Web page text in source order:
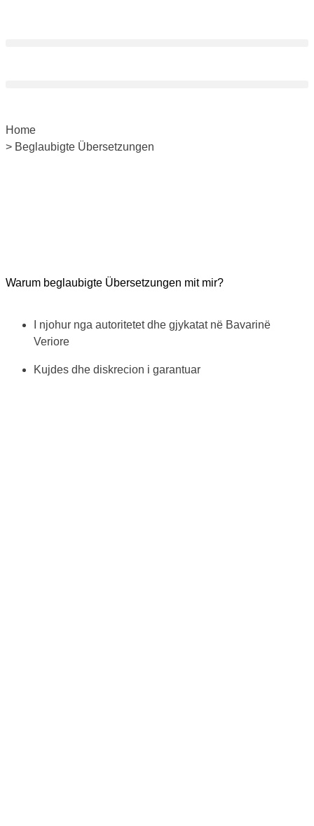
Home
> Beglaubigte Übersetzungen
Warum beglaubigte Übersetzungen mit mir?
I njohur nga autoritetet dhe gjykatat në Bavarinë
Veriore
Kujdes dhe diskrecion i garantuar